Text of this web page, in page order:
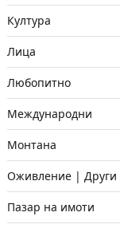
Култура
Лица
Любопитно
Международни
Монтана
Оживление | Други
Пазар на имоти